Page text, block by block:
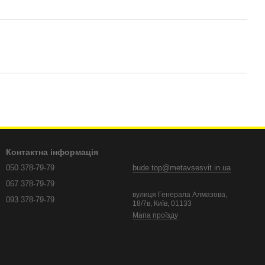
Контактна інформація
050 378-79-79
067 378-79-79
093 378-79-79
bude.top@metavsesvit.in.ua
вулиця Генерала Алмазова,
18/7в, Київ, 01133
Мапа проїзду